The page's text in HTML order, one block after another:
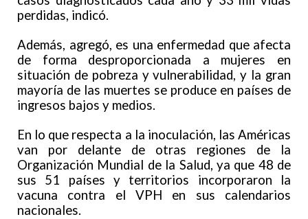
perdidas, indicó.
Además, agregó, es una enfermedad que afecta
de forma desproporcionada a mujeres en
situación de pobreza y vulnerabilidad, y la gran
mayoría de las muertes se produce en países de
ingresos bajos y medios.
En lo que respecta a la inoculación, las Américas
van por delante de otras regiones de la
Organización Mundial de la Salud, ya que 48 de
sus 51 países y territorios incorporaron la
vacuna contra el VPH en sus calendarios
nacionales.